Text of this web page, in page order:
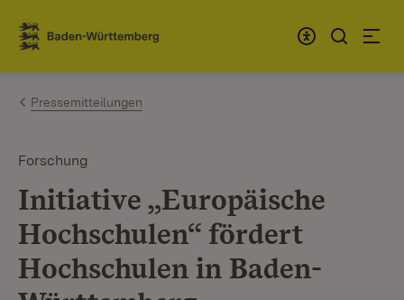
Zum Inhalt springen
Link zur Startseite
Pressemitteilungen
Forschung
Initiative „Europäische
Hochschulen“ fördert
Hochschulen in Baden-